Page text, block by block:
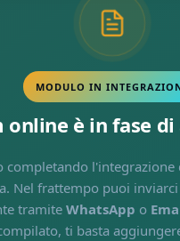
MODULO IN
è in fase
completando
Nel frattempo puoi
tramite WhatsApp o
ti basta